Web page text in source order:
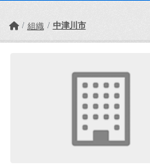
組織 中津川市